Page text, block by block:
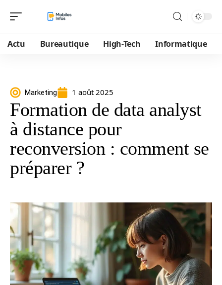
Actu Bureautique High-Tech Informatique
Marketing 1 août 2025
Formation de data analyst
à distance pour
reconversion : comment se
préparer ?